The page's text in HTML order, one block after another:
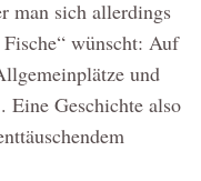
man sich allerdings
wünscht: Auf
und
Eine Geschichte also